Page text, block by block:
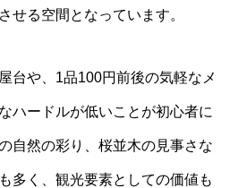
せる空間となっています。
台や、1品100円前後の気軽なメ
ハードルが低いことが初心者に
自然の彩り、桜並木の見事さな
多く、観光要素としての価値も